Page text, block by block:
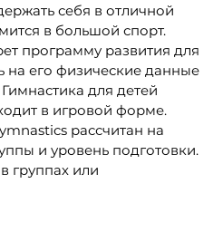
себя в отличной
в большой спорт.
программу развития для
на его физические данные
для детей
в игровой форме.
рассчитан на
и уровень подготовки.
группах или